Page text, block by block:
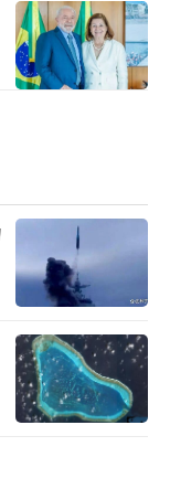
站分析称，依
出两种发展方
裁带领下重整
民主党和国民
上类似“自民
前各党派阀利